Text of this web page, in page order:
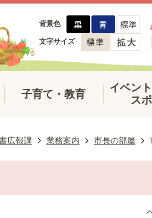
背景色
文字サイズ
子育て・教育
イベン
ス
広報課 業務案内 市長の部屋